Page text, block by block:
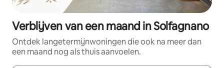
Verblijven van een maand in Solfagnano
Ontdek langetermijnwoningen die ook na meer dan
een maand nog als thuis aanvoelen.